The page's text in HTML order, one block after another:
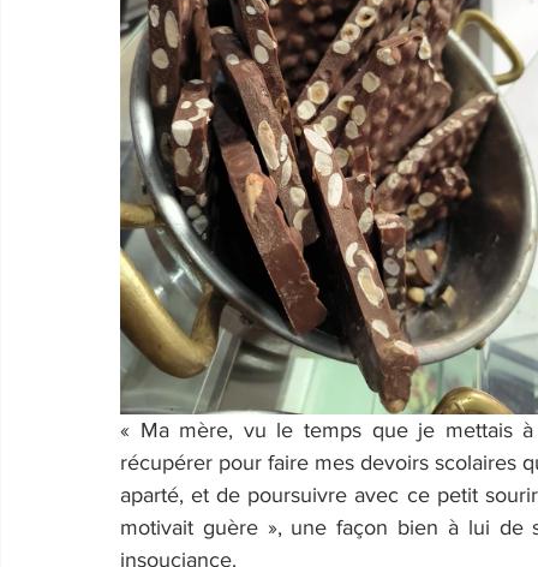
« Ma mère, vu le temps que je mettais
récupérer pour faire mes devoirs scolaires
aparté, et de poursuivre avec ce petit
motivait guère », une façon bien à lui
insouciance.